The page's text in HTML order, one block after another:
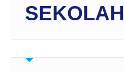
SEKOLAH